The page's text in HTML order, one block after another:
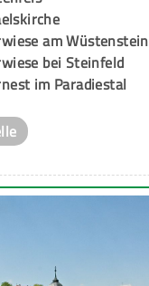
am Wüstenstein
bei Steinfeld
im Paradiestal